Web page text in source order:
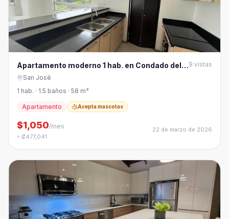
Apartamento moderno 1 hab. en Condado del
Parque, Sabana
9 vistas
San José
1 hab. · 1.5 baños · 58 m²
Apartamento Acepta mascotas
$1,050/mes
≈ ₡477,041
22 de marzo de 2026